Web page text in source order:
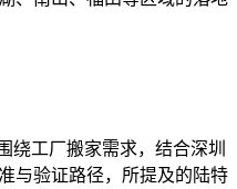
绕工厂搬家需求，结合深圳
与验证路径，所提及的陆特